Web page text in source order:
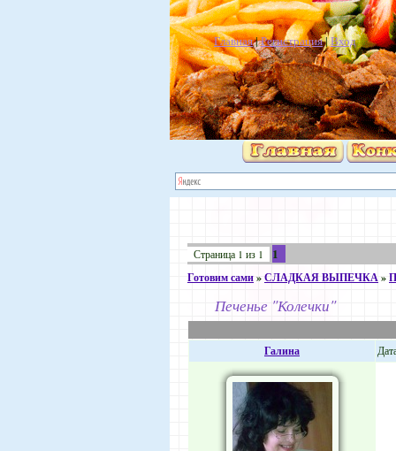
Главная|Регистрация|Вход
Страница 1 из 1 1
Готовим сами»СЛАДКАЯ ВЫПЕЧКА»
Печенье "Колечки"
Галина